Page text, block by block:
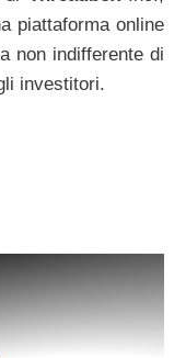
piattaforma online
non indifferente di
investitori.